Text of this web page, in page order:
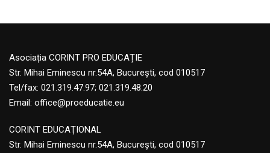
Asociația CORINT PRO EDUCAȚIE
Str. Mihai Eminescu nr.54A, București, cod 010517
Tel/fax: 021.319.47.97; 021.319.48.20
Email: office@proeducatie.eu
CORINT EDUCAŢIONAL
Str. Mihai Eminescu nr.54A, Bucureşti, cod 010517